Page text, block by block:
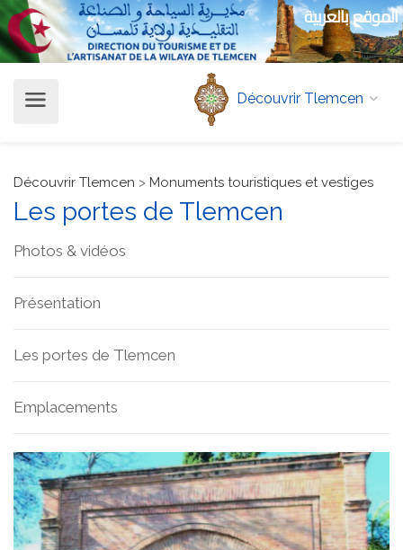
الموقع بالعربية
Découvrir Tlemcen
Découvrir Tlemcen > Monuments touristiques et vestiges
Les portes de Tlemcen
Photos & vidéos
Présentation
Les portes de Tlemcen
Emplacements